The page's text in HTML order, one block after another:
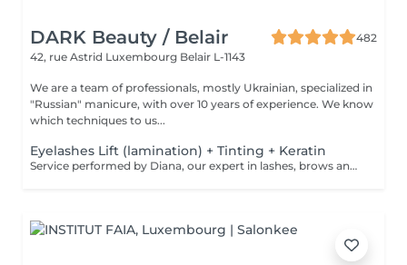
DARK Beauty / Belair
482
42, rue Astrid Luxembourg Belair L-1143
We are a team of professionals, mostly Ukrainian, specialized in
"Russian" manicure, with over 10 years of experience. We know
which techniques to us...
Eyelashes Lift (lamination) + Tinting + Keratin
Service performed by Diana, our expert in lashes, brows and hair removal, with over 10 years of experience, ensuring precision and high-quality results.